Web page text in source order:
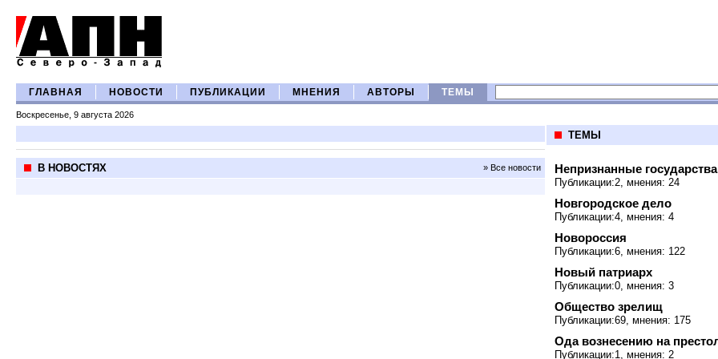
ГЛАВНАЯ НОВОСТИ ПУБЛИКАЦИИ МНЕНИЯ АВТОРЫ ТЕМЫ
Воскресенье, 9 августа 2026
В НОВОСТЯХ » Все новости
ТЕМЫ
Непризнанные государства
Публикации:2, мнения: 24
Новгородское дело
Публикации:4, мнения: 4
Новороссия
Публикации:6, мнения: 122
Новый патриарх
Публикации:0, мнения: 3
Общество зрелищ
Публикации:69, мнения: 175
Ода вознесению на
Публикации:1, мнения: 2